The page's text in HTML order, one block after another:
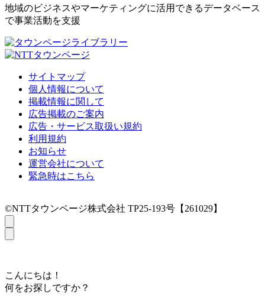
地域のビジネスやマーケティングに活用できるデータベース
で事業活動を支援
サイトマップ
個人情報について
掲載情報に関して
広告掲載のご案内
広告・サービス取扱い規約
利用規約
お知らせ
運営会社について
緊急時はこちら
©NTTタウンページ株式会社 TP25-193号【261029】
こんにちは！
何をお探しですか？